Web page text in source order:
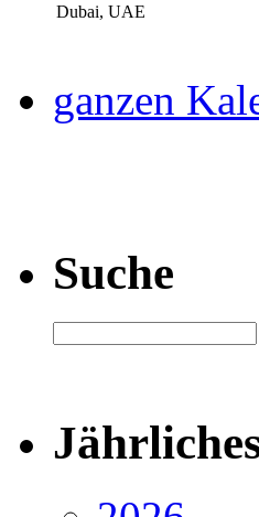
Dubai, UAE
ganzen
Suche